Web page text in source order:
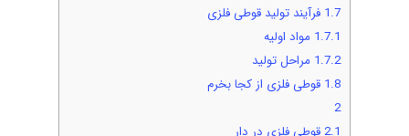
1.7 فرآیند تولید قوطی فلزی
1.7.1 مواد اولیه
1.7.2 مراحل تولید
1.8 قوطی فلزی از کجا بخرم
2
2.1قوطی فلزی در دار